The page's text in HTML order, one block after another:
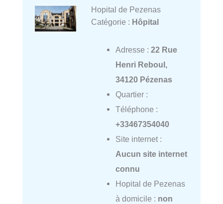
Hopital de Pezenas
Catégorie : Hôpital
Adresse : 22 Rue
Henri Reboul,
34120 Pézenas
Quartier :
Téléphone :
+33467354040
Site internet :
Aucun site internet
connu
Hopital de Pezenas
à domicile : non